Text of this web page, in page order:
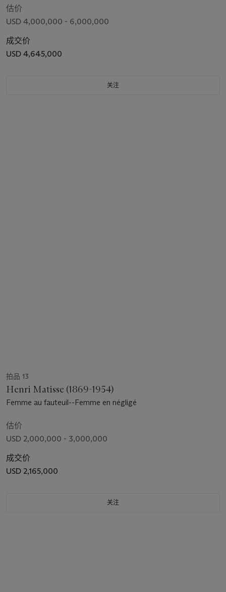
估价
USD 4,000,000 - 6,000,000
成交价
USD 4,645,000
关注
拍品 13
Henri Matisse (1869-1954)
Femme au fauteuil--Femme en négligé
估价
USD 2,000,000 - 3,000,000
成交价
USD 2,165,000
关注